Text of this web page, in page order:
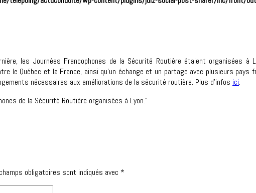
les Journées Francophones de la Sécurité Routière étaient organisées
le Québec et la France, ainsi qu’un échange et un partage avec plusieurs
nécessaires aux améliorations de la sécurité routière. Plus d’infos ici.
de la Sécurité Routière organisées à Lyon."
obligatoires sont indiqués avec *